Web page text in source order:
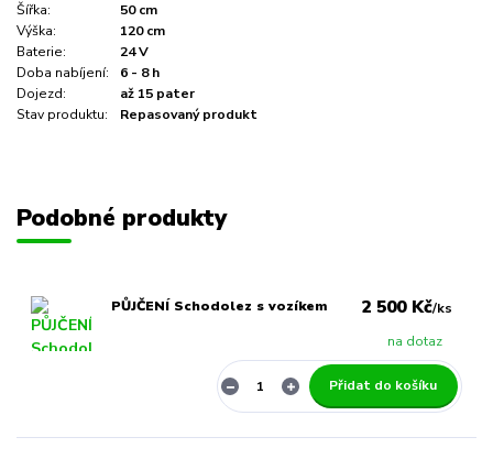
Šířka:
50 cm
Výška:
120 cm
Baterie:
24 V
Doba nabíjení:
6 - 8 h
Dojezd:
až 15 pater
Stav produktu:
Repasovaný produkt
Podobné produkty
PŮJČENÍ Schodolez s vozíkem 2 500 Kč/ks
na dotaz
Přidat do košíku